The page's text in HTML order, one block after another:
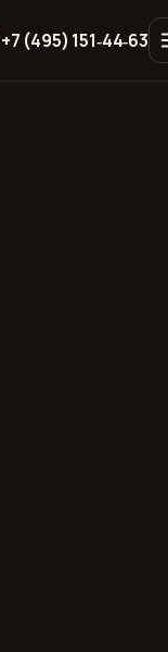
+7 (495) 151‑44‑63